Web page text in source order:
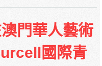
門華人藝術
國際青